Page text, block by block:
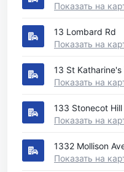
Показать на
13 Lombard Rd
Показать на
13 St Katharine's
Показать на
133 Stonecot Hill
Показать на
1332 Mollison
Показать на